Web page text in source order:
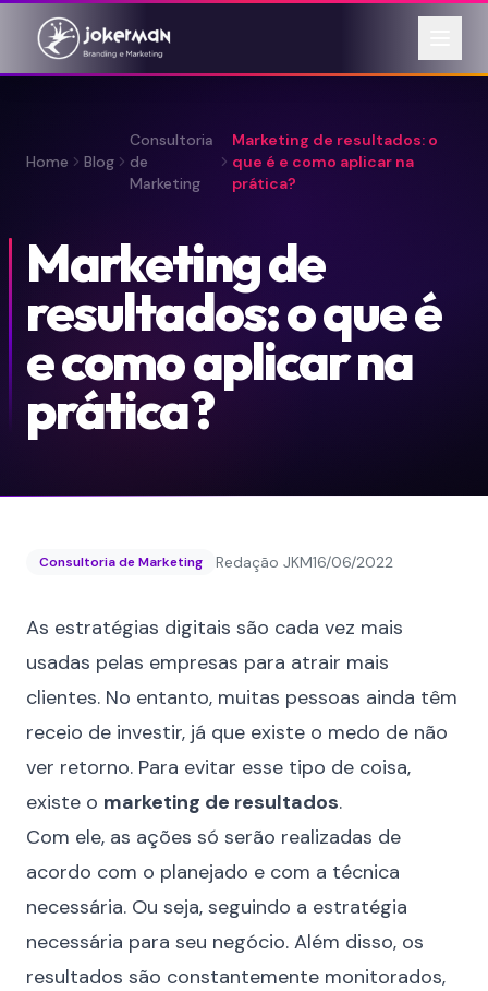
Home Blog
Consultoria
de
Marketing
Marketing de resultados: o
que é e como aplicar na
prática?
Marketing de
resultados: o que é
e como aplicar na
prática?
Consultoria de Marketing Redação JKM16/06/2022
As estratégias digitais são cada vez mais
usadas pelas empresas para atrair mais
clientes. No entanto, muitas pessoas ainda têm
receio de investir, já que existe o medo de não
ver retorno. Para evitar esse tipo de coisa,
existe o marketing de resultados.
Com ele, as ações só serão realizadas de
acordo com o planejado e com a técnica
necessária. Ou seja, seguindo a estratégia
necessária para seu negócio. Além disso, os
resultados são constantemente monitorados,